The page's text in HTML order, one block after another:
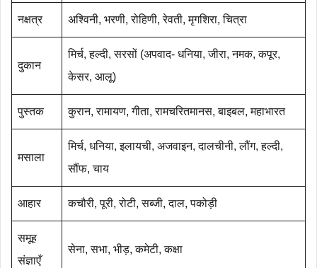
नक्षत्र अश्विनी, भरणी, रोहिणी, रेवती, मृगशिरा, चित्रा
दुकान
मिर्च, हल्दी, सरसों (अपवाद- धनिया, जीरा, नमक, कपूर,
केसर, आलू)
पुस्तक कुरान, रामायण, गीता, रामचरितमानस, बाइबल, महाभारत
मसाला
मिर्च, धनिया, इलायची, अजवाइन, दालचीनी, लौंग, हल्दी,
सौंफ, चाय
आहार कचौरी, पूरी, रोटी, सब्जी, दाल, पकोड़ी
समूह
संज्ञाएँ
सेना, सभा, भीड़, कमेटी, कक्षा